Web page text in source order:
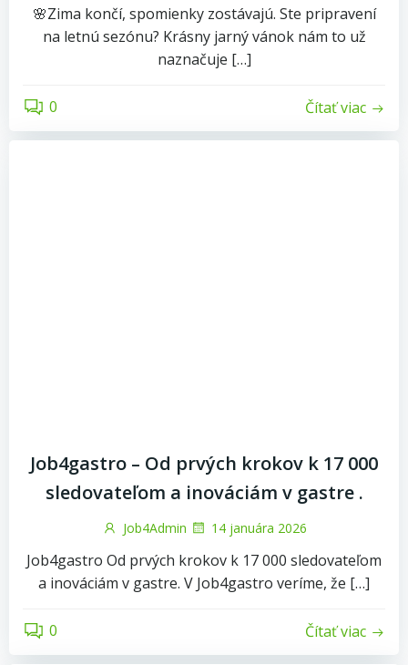
🌸Zima končí, spomienky zostávajú. Ste pripravení
na letnú sezónu? Krásny jarný vánok nám to už
naznačuje […]
0 Čítať viac
Job4gastro – Od prvých krokov k 17 000
sledovateľom a inováciám v gastre .
Job4Admin 14 januára 2026
Job4gastro Od prvých krokov k 17 000 sledovateľom
a inováciám v gastre. ​V Job4gastro veríme, že […]
0 Čítať viac